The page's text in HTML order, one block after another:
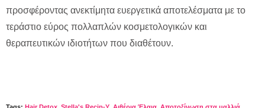
προσφέροντας ανεκτίμητα ευεργετικά αποτελέσματα με το
τεράστιο εύρος πολλαπλών κοσμετολογικών και
θεραπευτικών ιδιοτήτων που διαθέτουν.